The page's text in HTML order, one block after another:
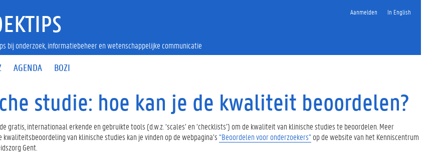
Aanmelden In English
AGENDA BOZI
bij onderzoek, informatiebeheer en wetenschappelijke communicatie
studie: hoe kan je de kwaliteit beoordelen?
gratis, internationaal erkende en gebruikte tools (d.w.z. ‘scales’ en ‘checklists’) om de kwaliteit van klinische studies te beoordelen. Meer
van klinische studies kan je vinden op de webpagina’s“Beoordelen voor onderzoekers”op de website van het Kenniscentrum
Gent.